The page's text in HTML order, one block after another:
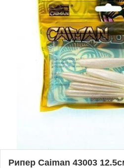
Рипер Caiman 43003